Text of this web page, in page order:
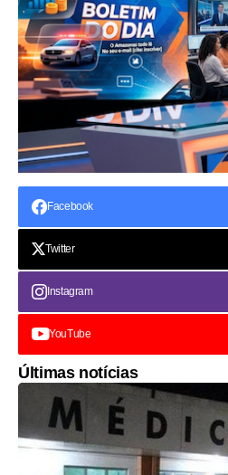
Facebook
Twitter
Instagram
YouTube
Últimas notícias